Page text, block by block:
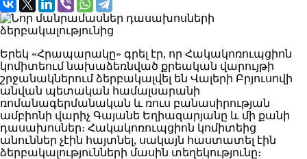
Երեկ «Հրապարակը» գրել էր, որ Հակակոռուպցիոն
կոմիտեում նախաձեռնված քրեական վարույթի
շրջանակներում ձերբակալվել են Վալերի Բրյուսովի
անվան պետական համալսարանի
ռոմանագերմանական և ռուս բանասիրության
ամբիոնի վարիչ Գայանե Եղիազարյանը և մի քանի
դասախոսներ։ Հակակոռուպցիոն կոմիտեից
անուններ չէին հայտնել, սակայն հաստատել էին
ձերբակալությունների մասին տեղեկությունը։